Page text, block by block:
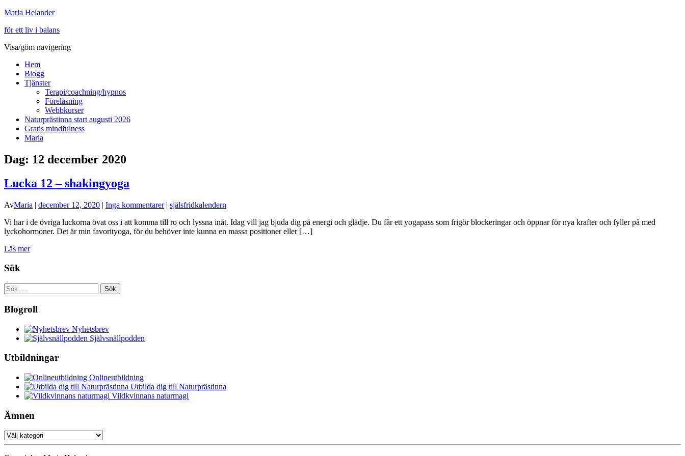
Maria Helander
för ett liv i balans
Visa/göm navigering
Hem
Blogg
Tjänster
Terapi/coachning/hypnos
Föreläsning
Webbkurser
Naturprästinna start augusti 2026
Gratis mindfulness
Maria
Dag: 12 december 2020
Lucka 12 – shakingyoga
AvMaria | december 12, 2020 | Inga kommentarer| själsfridkalendern
Vi har i de övriga luckorna övat oss i att komma till ro och lyssna inåt. Idag vill jag bjuda dig på energi och glädje. Du får ett yogapass som frigör blockeringar och öppnar för nya krafter och fyller på med
lyckohormoner. Det är min favorityoga, för du behöver inte kunna en massa positioner eller […]
Läs mer
Sök
Sök
efter:
Blogroll
Nyhetsbrev
Självsnällpodden
Utbildningar
Onlineutbildning
Utbilda dig till Naturprästinna
Vildkvinnans naturmagi
Ämnen
Ämnen